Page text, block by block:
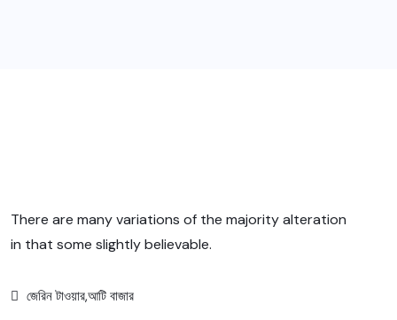
There are many variations of the majority alteration
in that some slightly believable.
জেরিন টাওয়ার,আটি বাজার